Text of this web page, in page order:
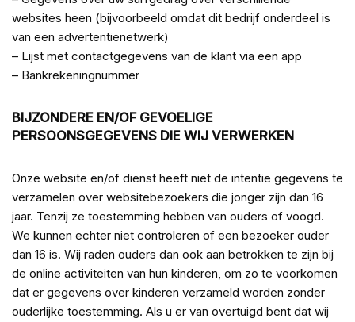
websites heen (bijvoorbeeld omdat dit bedrijf onderdeel is
van een advertentienetwerk)
– Lijst met contactgegevens van de klant via een app
– Bankrekeningnummer
BIJZONDERE EN/OF GEVOELIGE
PERSOONSGEGEVENS DIE WIJ VERWERKEN
Onze website en/of dienst heeft niet de intentie gegevens te
verzamelen over websitebezoekers die jonger zijn dan 16
jaar. Tenzij ze toestemming hebben van ouders of voogd.
We kunnen echter niet controleren of een bezoeker ouder
dan 16 is. Wij raden ouders dan ook aan betrokken te zijn bij
de online activiteiten van hun kinderen, om zo te voorkomen
dat er gegevens over kinderen verzameld worden zonder
ouderlijke toestemming. Als u er van overtuigd bent dat wij